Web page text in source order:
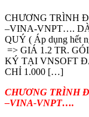
CHƯƠNG TRÌNH
–VINA-VNPT….
QUÝ ( Áp dụng hết
=> GIÁ 1.2 TR.
KÝ TẠI VNSOFT
CHỈ 1.000 […]
CHƯƠNG TRÌNH
–VINA-VNPT….